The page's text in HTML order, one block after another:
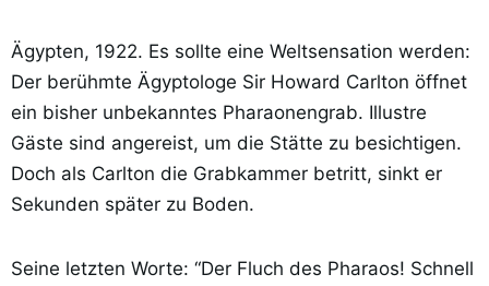
Ägypten, 1922. Es sollte eine Weltsensation werden:
Der berühmte Ägyptologe Sir Howard Carlton öffnet
ein bisher unbekanntes Pharaonengrab. Illustre
Gäste sind angereist, um die Stätte zu besichtigen.
Doch als Carlton die Grabkammer betritt, sinkt er
Sekunden später zu Boden.
Seine letzten Worte: “Der Fluch des Pharaos! Schnell